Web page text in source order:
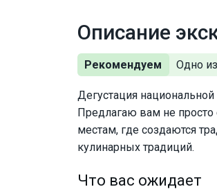
Описание
Рекомендуем
Дегустация
Предлагаю вам не просто
местам, где создаются
кулинарных традиций.
Что вас ожидает